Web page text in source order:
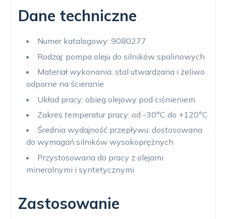
Dane techniczne
Numer katalogowy: 9080277
Rodzaj: pompa oleju do silników spalinowych
Materiał wykonania: stal utwardzana i żeliwo
odporne na ścieranie
Układ pracy: obieg olejowy pod ciśnieniem
Zakres temperatur pracy: od -30°C do +120°C
Średnia wydajność przepływu: dostosowana
do wymagań silników wysokoprężnych
Przystosowana do pracy z olejami
mineralnymi i syntetycznymi
Zastosowanie